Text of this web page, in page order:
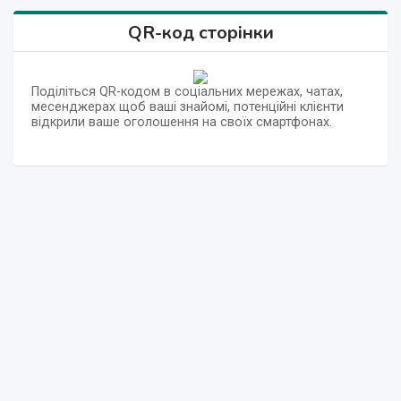
QR-код сторінки
Поділіться QR-кодом в соціальних мережах, чатах,
месенджерах щоб ваші знайомі, потенційні клієнти
відкрили ваше оголошення на своїх смартфонах.